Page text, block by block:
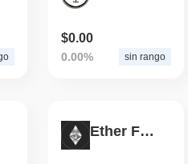
$0.00
0.00% sin rango
Ether Futures